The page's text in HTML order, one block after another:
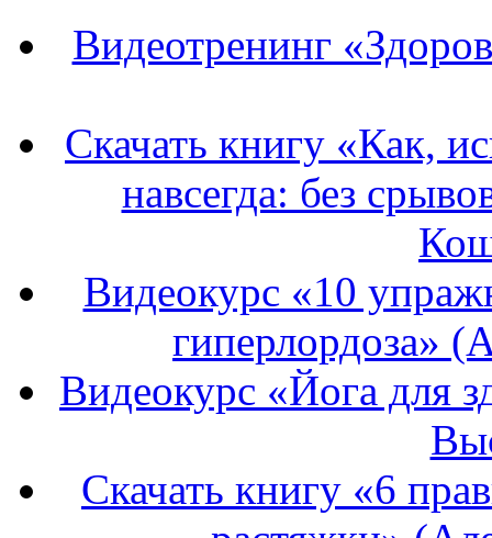
Видеотренинг
Скачать книгу «Как,
навсегда: без
Видеокурс «10
гиперлордоза»
Видеокурс «Йога для
Скачать книгу «6